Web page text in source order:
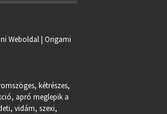
Weboldal |Origami
kétrészes,
apró meglepik a
vidám, szexi,